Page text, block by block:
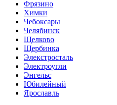
Фрязино
Химки
Чебоксары
Челябинск
Щелково
Щербинка
Элекстросталь
Электроугли
Энгельс
Юбилейный
Ярославль